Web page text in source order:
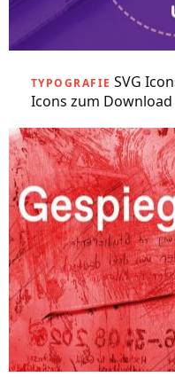
TYPOGRAFIE SVG
Icons zum Download